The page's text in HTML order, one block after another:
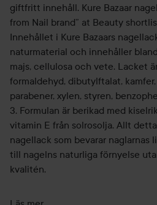
giftfritt innehåll. Kure Bazaar
from Nail brand” at Beauty
Innehållet i Kure Bazaars
naturmaterial och innehåller
majs, cellulosa och vete. Lacket
formaldehyd, dibutylftalat,
parabener, xylen, styren,
3. Formulan är berikad med
vitamin E från solrosolja. Allt
nagellack som bevarar naglarnas
till nagelns naturliga förnyelse
kvalitén.
-Färg: Soft mörk violet som shiftar